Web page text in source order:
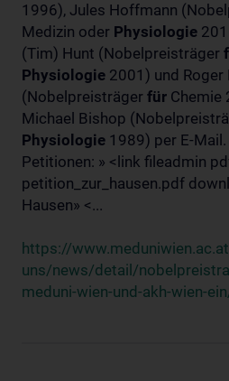
1996), Jules Hoffmann
Medizin oder Physiologie
(Tim) Hunt (Nobelpreisträger
Physiologie 2001) und Roger
(Nobelpreisträger für Chemie
Michael Bishop
Physiologie 1989) per E-
Petitionen: » <link fileadmin
petition_zur_hausen.pdf
Hausen» <...
https://
uns/news/detail/
meduni-wien-und-akh-wien-